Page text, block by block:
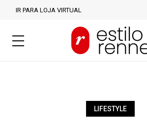
IR PARA LOJA VIRTUAL
LIFESTYLE